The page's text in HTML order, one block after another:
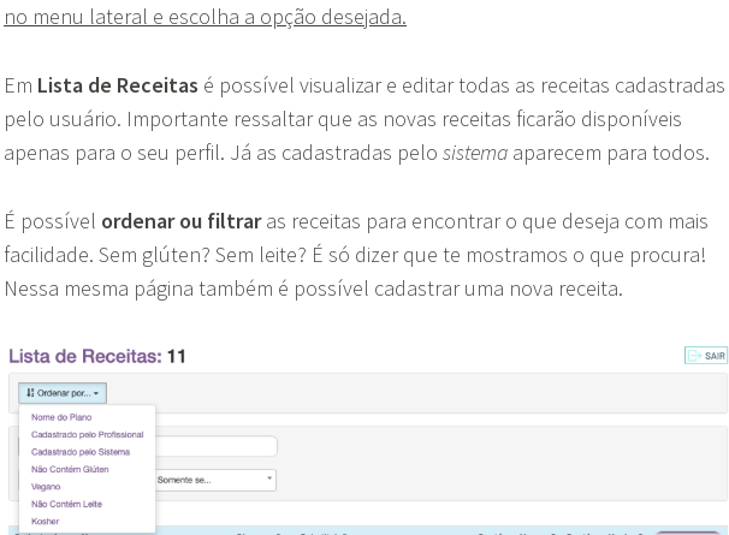
no menu lateral e escolha a opção desejada.
Em Lista de Receitas é possível visualizar e editar todas as receitas cadastradas
pelo usuário. Importante ressaltar que as novas receitas ficarão disponíveis
apenas para o seu perfil. Já as cadastradas pelo sistema aparecem para todos.
É possível ordenar ou filtraras receitas para encontrar o que deseja com mais
facilidade. Sem glúten? Sem leite? É só dizer que te mostramos o que procura!
Nessa mesma página também é possível cadastrar uma nova receita.